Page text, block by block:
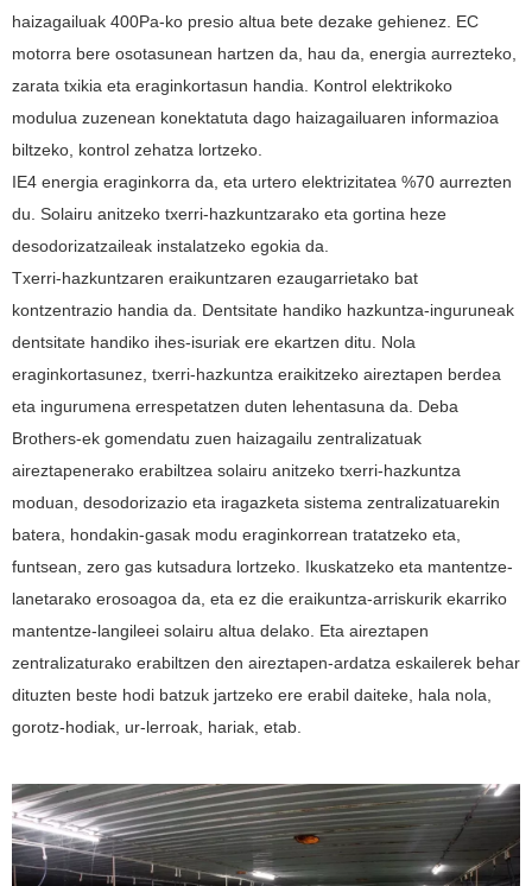
haizagailuak 400Pa-ko presio altua bete dezake gehienez. EC
motorra bere osotasunean hartzen da, hau da, energia aurrezteko,
zarata txikia eta eraginkortasun handia. Kontrol elektrikoko
modulua zuzenean konektatuta dago haizagailuaren informazioa
biltzeko, kontrol zehatza lortzeko.
IE4 energia eraginkorra da, eta urtero elektrizitatea %70 aurrezten
du. Solairu anitzeko txerri-hazkuntzarako eta gortina heze
desodorizatzaileak instalatzeko egokia da.
Txerri-hazkuntzaren eraikuntzaren ezaugarrietako bat
kontzentrazio handia da. Dentsitate handiko hazkuntza-inguruneak
dentsitate handiko ihes-isuriak ere ekartzen ditu. Nola
eraginkortasunez, txerri-hazkuntza eraikitzeko aireztapen berdea
eta ingurumena errespetatzen duten lehentasuna da. Deba
Brothers-ek gomendatu zuen haizagailu zentralizatuak
aireztapenerako erabiltzea solairu anitzeko txerri-hazkuntza
moduan, desodorizazio eta iragazketa sistema zentralizatuarekin
batera, hondakin-gasak modu eraginkorrean tratatzeko eta,
funtsean, zero gas kutsadura lortzeko. Ikuskatzeko eta mantentze-
lanetarako erosoagoa da, eta ez die eraikuntza-arriskurik ekarriko
mantentze-langileei solairu altua delako. Eta aireztapen
zentralizaturako erabiltzen den aireztapen-ardatza eskailerek behar
dituzten beste hodi batzuk jartzeko ere erabil daiteke, hala nola,
gorotz-hodiak, ur-lerroak, hariak, etab.